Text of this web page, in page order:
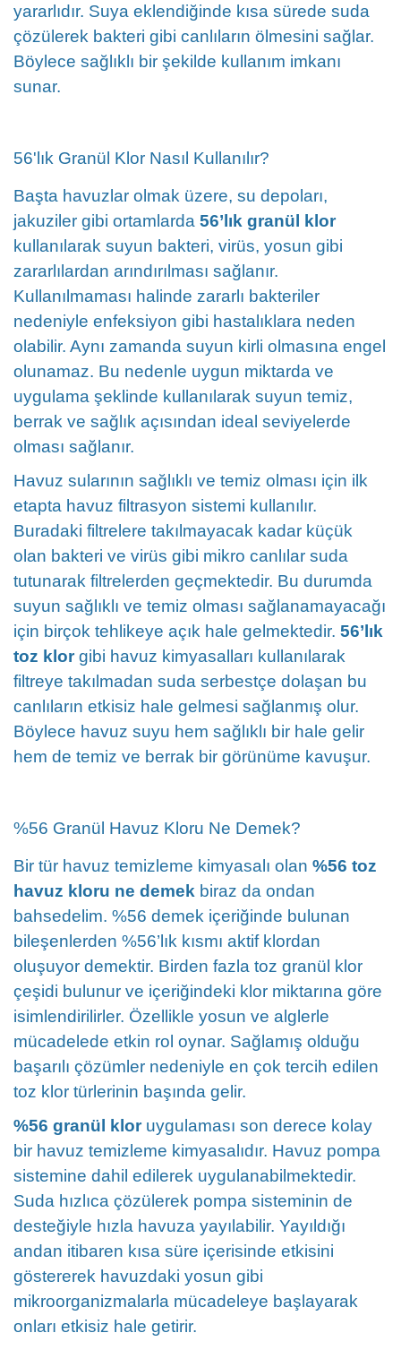
yararlıdır. Suya eklendiğinde kısa sürede suda
çözülerek bakteri gibi canlıların ölmesini sağlar.
Böylece sağlıklı bir şekilde kullanım imkanı
sunar.
56'lık Granül Klor Nasıl Kullanılır?
Başta havuzlar olmak üzere, su depoları,
jakuziler gibi ortamlarda 56’lık granül klor
kullanılarak suyun bakteri, virüs, yosun gibi
zararlılardan arındırılması sağlanır.
Kullanılmaması halinde zararlı bakteriler
nedeniyle enfeksiyon gibi hastalıklara neden
olabilir. Aynı zamanda suyun kirli olmasına engel
olunamaz. Bu nedenle uygun miktarda ve
uygulama şeklinde kullanılarak suyun temiz,
berrak ve sağlık açısından ideal seviyelerde
olması sağlanır.
Havuz sularının sağlıklı ve temiz olması için ilk
etapta havuz filtrasyon sistemi kullanılır.
Buradaki filtrelere takılmayacak kadar küçük
olan bakteri ve virüs gibi mikro canlılar suda
tutunarak filtrelerden geçmektedir. Bu durumda
suyun sağlıklı ve temiz olması sağlanamayacağı
için birçok tehlikeye açık hale gelmektedir. 56’lık
toz klorgibi havuz kimyasalları kullanılarak
filtreye takılmadan suda serbestçe dolaşan bu
canlıların etkisiz hale gelmesi sağlanmış olur.
Böylece havuz suyu hem sağlıklı bir hale gelir
hem de temiz ve berrak bir görünüme kavuşur.
%56 Granül Havuz Kloru Ne Demek?
Bir tür havuz temizleme kimyasalı olan %56 toz
havuz kloru ne demek biraz da ondan
bahsedelim. %56 demek içeriğinde bulunan
bileşenlerden %56’lık kısmı aktif klordan
oluşuyor demektir. Birden fazla toz granül klor
çeşidi bulunur ve içeriğindeki klor miktarına göre
isimlendirilirler. Özellikle yosun ve alglerle
mücadelede etkin rol oynar. Sağlamış olduğu
başarılı çözümler nedeniyle en çok tercih edilen
toz klor türlerinin başında gelir.
%56 granül kloruygulaması son derece kolay
bir havuz temizleme kimyasalıdır. Havuz pompa
sistemine dahil edilerek uygulanabilmektedir.
Suda hızlıca çözülerek pompa sisteminin de
desteğiyle hızla havuza yayılabilir. Yayıldığı
andan itibaren kısa süre içerisinde etkisini
göstererek havuzdaki yosun gibi
mikroorganizmalarla mücadeleye başlayarak
onları etkisiz hale getirir.